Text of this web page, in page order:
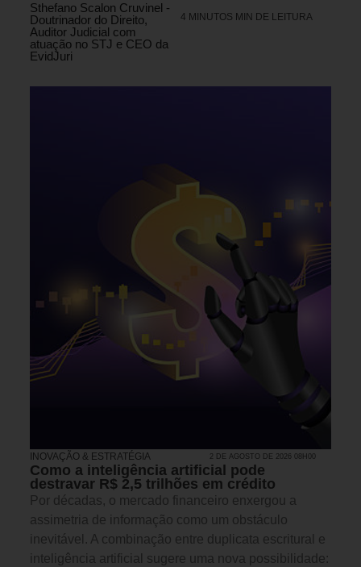
Sthefano Scalon Cruvinel -
Doutrinador do Direito,
Auditor Judicial com
atuação no STJ e CEO da
EvidJuri
4 MINUTOS MIN DE LEITURA
INOVAÇÃO & ESTRATÉGIA 2 DE AGOSTO DE 2026 08H00
Como a inteligência artificial pode
destravar R$ 2,5 trilhões em crédito
Por décadas, o mercado financeiro enxergou a
assimetria de informação como um obstáculo
inevitável. A combinação entre duplicata escritural e
inteligência artificial sugere uma nova possibilidade: